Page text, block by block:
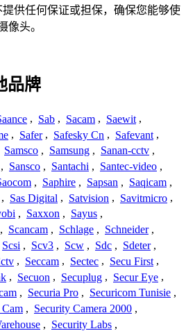
供任何保证或担保，确保您能够使
像头。
品牌
, Sab , Sacam , Saewit ,
, Safer , Safesky Cn , Safevant ,
Samsco , Samsung , Sanan-cctv ,
, Sansco , Santachi , Santec-video ,
, Saphire , Sapsan , Saqicam ,
, Sas Digital , Satvision , Savitmicro ,
, Saxxon , Sayus ,
, Scancam , Schlage , Schneider ,
Scsi , Scv3 , Scw , Sdc , Sdeter ,
, Seccam , Sectec , Secu First ,
, Secuon , Secuplug , Secur Eye ,
, Securia Pro , Securicom Tunisie ,
, Security Camera 2000 ,
, Security Labs ,